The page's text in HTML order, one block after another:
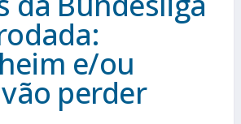
e/ou
perder